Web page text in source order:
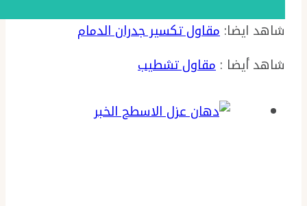
شاهد ايضا: مقاول تكسير جدران الدمام
شاهد أيضا : مقاول تشطيب